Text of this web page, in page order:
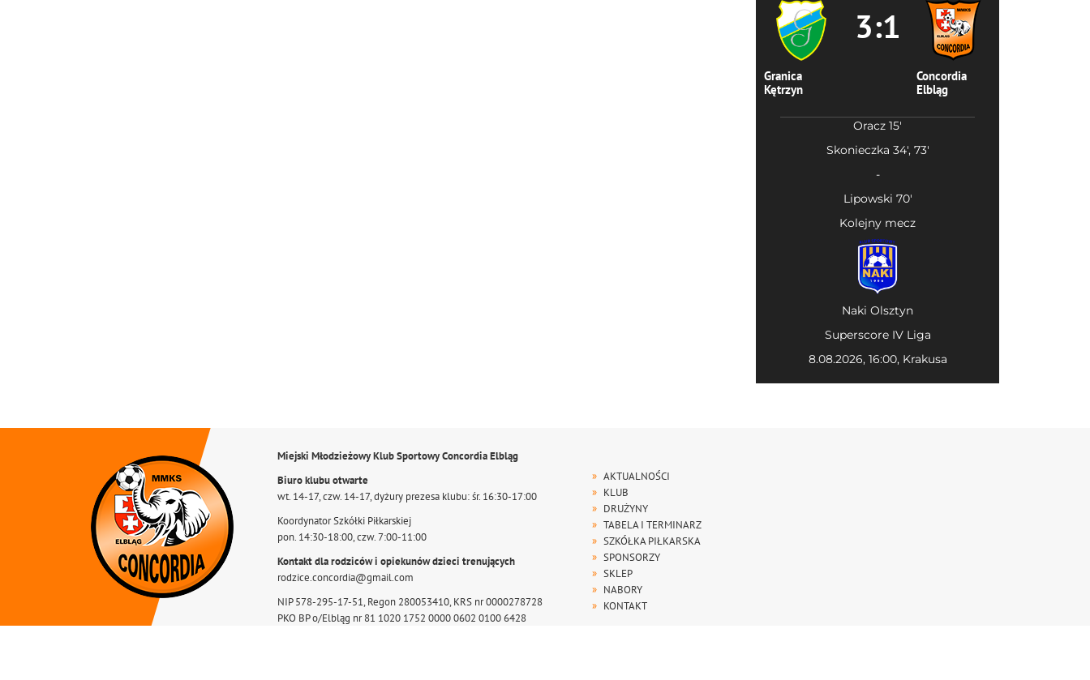
Granica
Kętrzyn
3:1
Concordia
Elbląg
Oracz 15'
Skonieczka 34', 73'
-
Lipowski 70'
Kolejny mecz
Naki Olsztyn
Superscore IV Liga
8.08.2026, 16:00, Krakusa
Miejski Młodzieżowy Klub Sportowy Concordia Elbląg
Biuro klubu otwarte
wt. 14-17, czw. 14-17, dyżury prezesa klubu: śr. 16:30-17:00
Koordynator Szkółki Piłkarskiej
pon. 14:30-18:00, czw. 7:00-11:00
Kontakt dla rodziców i opiekunów dzieci trenujących
rodzice.concordia@gmail.com
NIP 578-295-17-51, Regon 280053410, KRS nr 0000278728
PKO BP o/Elbląg nr 81 1020 1752 0000 0602 0100 6428
AKTUALNOŚCI
KLUB
DRUŻYNY
TABELA I TERMINARZ
SZKÓŁKA PIŁKARSKA
SPONSORZY
SKLEP
NABORY
KONTAKT